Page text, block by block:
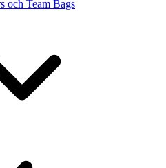
och Team Bags